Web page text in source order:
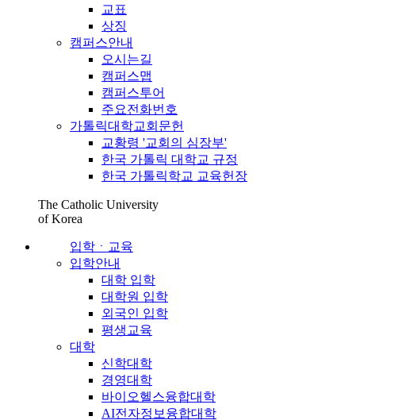
교표
상징
캠퍼스안내
오시는길
캠퍼스맵
캠퍼스투어
주요전화번호
가톨릭대학교회문헌
교황령 '교회의 심장부'
한국 가톨릭 대학교 규정
한국 가톨릭학교 교육헌장
The Catholic University
of Korea
입학ㆍ교육
입학안내
대학 입학
대학원 입학
외국인 입학
평생교육
대학
신학대학
경영대학
바이오헬스융합대학
AI전자정보융합대학